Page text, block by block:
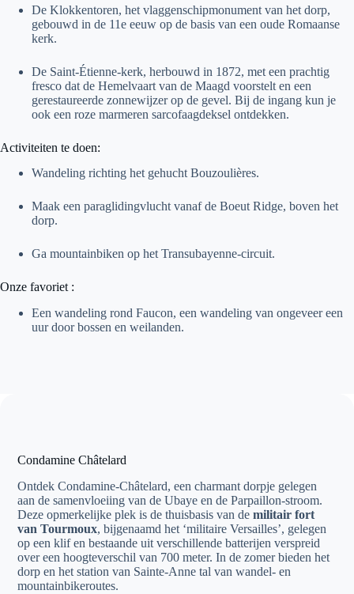
De Klokkentoren, het vlaggenschipmonument van het dorp,
gebouwd in de 11e eeuw op de basis van een oude Romaanse
kerk.
De Saint-Étienne-kerk, herbouwd in 1872, met een prachtig
fresco dat de Hemelvaart van de Maagd voorstelt en een
gerestaureerde zonnewijzer op de gevel. Bij de ingang kun je
ook een roze marmeren sarcofaagdeksel ontdekken.
Activiteiten te doen:
Wandeling richting het gehucht Bouzoulières.
Maak een paraglidingvlucht vanaf de Boeut Ridge, boven het
dorp.
Ga mountainbiken op het Transubayenne-circuit.
Onze favoriet :
Een wandeling rond Faucon, een wandeling van ongeveer een
uur door bossen en weilanden.
Condamine Châtelard
Ontdek Condamine-Châtelard, een charmant dorpje gelegen
aan de samenvloeiing van de Ubaye en de Parpaillon-stroom.
Deze opmerkelijke plek is de thuisbasis van demilitair fort
van Tourmoux, bijgenaamd het ‘militaire Versailles’, gelegen
op een klif en bestaande uit verschillende batterijen verspreid
over een hoogteverschil van 700 meter. In de zomer bieden het
dorp en het station van Sainte-Anne tal van wandel- en
mountainbikeroutes.